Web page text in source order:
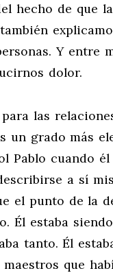
hecho de que
Y entre
dolor.
las
un grado más
Pablo cuando
a sí
el punto de la
Él estaba
tanto. Él
que